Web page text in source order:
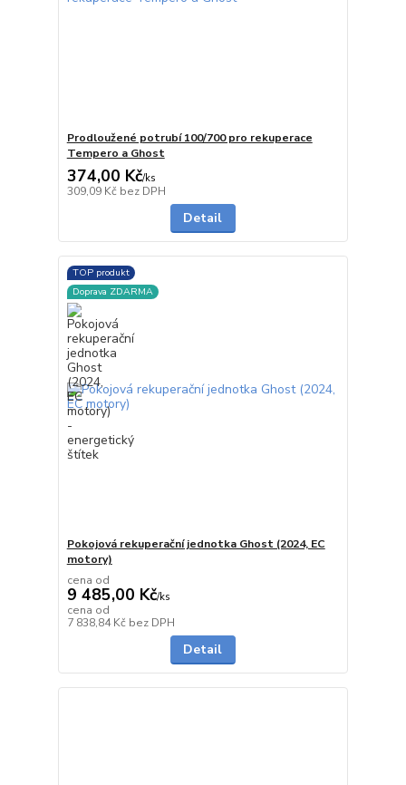
Prodloužené potrubí 100/700 pro rekuperace
Tempero a Ghost
374,00 Kč/ks
309,09 Kč bez DPH
Detail
TOP produkt
Doprava ZDARMA
Pokojová rekuperační jednotka Ghost (2024, EC
motory)
cena od
9 485,00 Kč/ks
cena od
7 838,84 Kč bez DPH
Detail